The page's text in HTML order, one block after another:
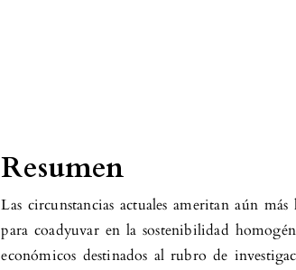
Resumen
Las circunstancias actuales ameritan aún
para coadyuvar en la sostenibilidad
económicos destinados al rubro de